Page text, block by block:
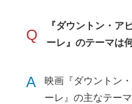
Q
『ダウントン・ア
ーレ』のテーマは
A
映画『ダウントン
ーレ』の主なテー